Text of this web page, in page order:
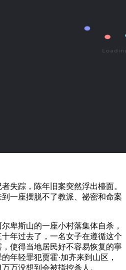
踪，陈年旧案突然浮出檯面。
一座摆脱不了教派、祕密和命案
斯山的一座小村落集体自杀，
年过去了，一名女子在遵循这个
使得当地居民好不容易恢复的寧
年轻罪犯贾霍·加齐来到山区，
万没想到会被指控杀人。